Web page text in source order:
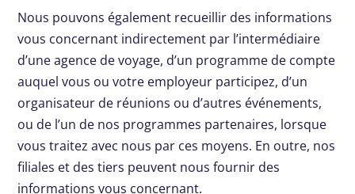
Nous pouvons également recueillir des informations
vous concernant indirectement par l’intermédiaire
d’une agence de voyage, d’un programme de compte
auquel vous ou votre employeur participez, d’un
organisateur de réunions ou d’autres événements,
ou de l’un de nos programmes partenaires, lorsque
vous traitez avec nous par ces moyens. En outre, nos
filiales et des tiers peuvent nous fournir des
informations vous concernant.